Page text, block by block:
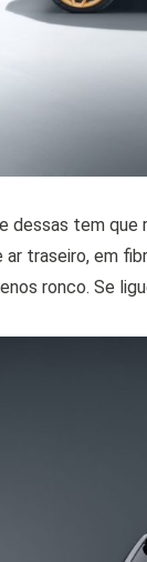
dessas tem
traseiro, em
ronco. Se